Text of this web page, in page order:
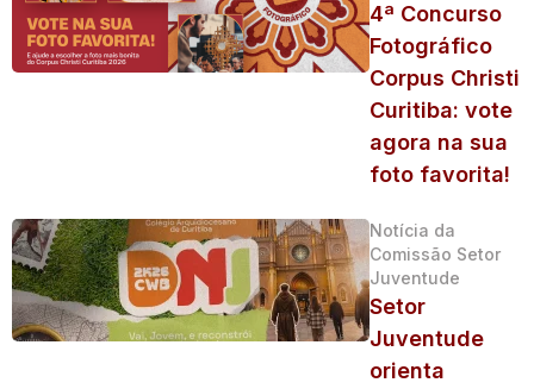
4ª Concurso
Fotográfico
Corpus Christi
Curitiba: vote
agora na sua
foto favorita!
Notícia da
Comissão Setor
Juventude
Setor
Juventude
orienta